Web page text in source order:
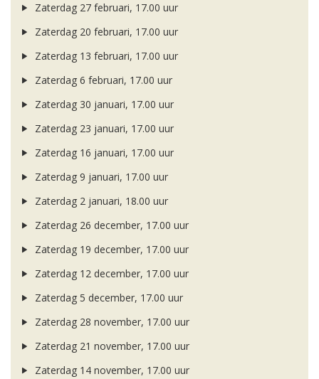
Zaterdag 27 februari, 17.00 uur
Zaterdag 20 februari, 17.00 uur
Zaterdag 13 februari, 17.00 uur
Zaterdag 6 februari, 17.00 uur
Zaterdag 30 januari, 17.00 uur
Zaterdag 23 januari, 17.00 uur
Zaterdag 16 januari, 17.00 uur
Zaterdag 9 januari, 17.00 uur
Zaterdag 2 januari, 18.00 uur
Zaterdag 26 december, 17.00 uur
Zaterdag 19 december, 17.00 uur
Zaterdag 12 december, 17.00 uur
Zaterdag 5 december, 17.00 uur
Zaterdag 28 november, 17.00 uur
Zaterdag 21 november, 17.00 uur
Zaterdag 14 november, 17.00 uur